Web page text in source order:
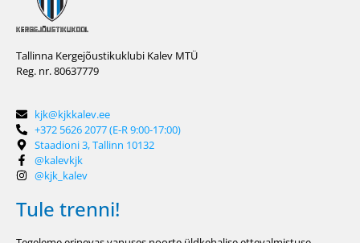
Tallinna Kergejõustikuklubi Kalev MTÜ
Reg. nr. 80637779
kjk@kjkkalev.ee
+372 5626 2077 (E-R 9:00-17:00)
Staadioni 3, Tallinn 10132
@kalevkjk
@kjk_kalev
Tule trenni!